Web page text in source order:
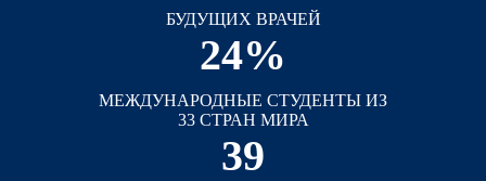
БУДУЩИХ ВРАЧЕЙ
24%
МЕЖДУНАРОДНЫЕ СТУДЕНТЫ ИЗ
33 СТРАН МИРА
39